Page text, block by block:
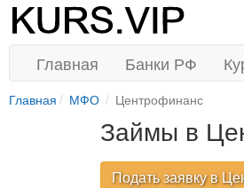
Главная Банки РФ
Главная МФО Центрофинанс
Займы в
Подать заявку в